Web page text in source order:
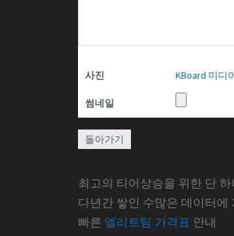
사진 KBoard 미디
썸네일
돌아가기
최고의 티어상승을 위한 단
다년간 쌓인 수많은 데이터
빠른 엘리트팀 가격표 안내